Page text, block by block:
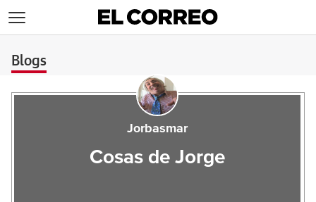
Blogs
Jorbasmar
Cosas de Jorge